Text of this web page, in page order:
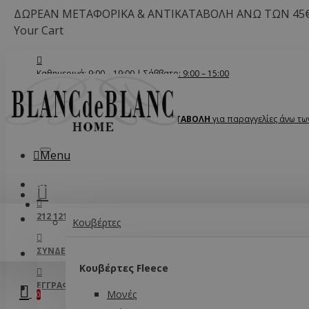
ΔΩΡΕΑΝ ΜΕΤΑΦΟΡΙΚΑ & ΑΝΤΙΚΑΤΑΒΟΛΗ ΑΝΩ ΤΩΝ
Your Cart
Καθημερινά: 9:00 – 19:00 | Σάββατο: 9:00 – 15:00
ΔΩΡΕΑΝ ΜΕΤΑΦΟΡΙΚΑ & ΑΝΤΙΚΑΤΑΒΟΛΗ για παραγγελίες άνω
0
Menu
SUMMER
ΚΡΕΒΑΤΟΚΆΜΑΡΑ
Κουβέρτες
Κουβέρτες Fleece
Μονές
212 121 2727
ΣΎΝΔΕΣΗ
ΕΓΓΡΑΦΉ